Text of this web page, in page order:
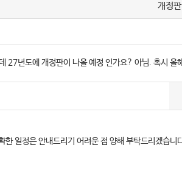
개정판
27년도에 개정판이 나올 예정 인가요? 아님. 혹시 올
일정은 안내드리기 어려운 점 양해 부탁드리겠습니